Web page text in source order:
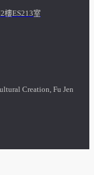
樓ES213室
Creation, Fu Jen